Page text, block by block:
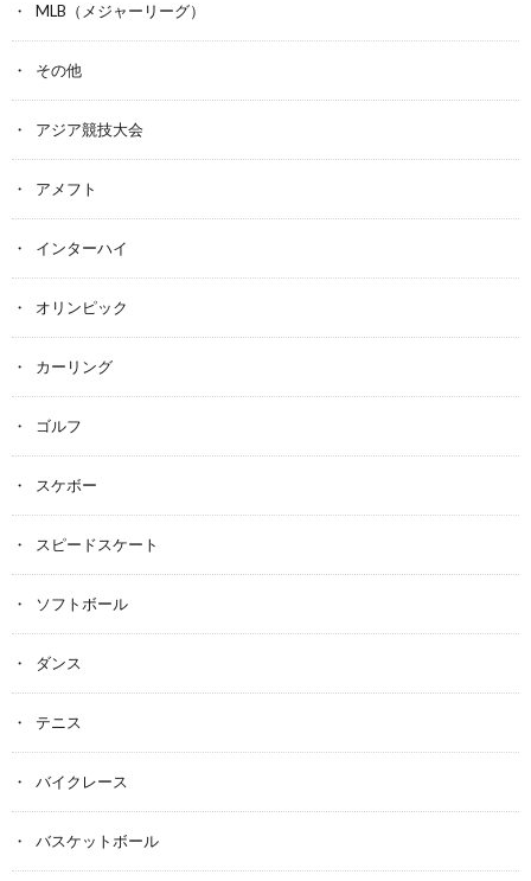
MLB（メジャーリーグ）
その他
アジア競技大会
アメフト
インターハイ
オリンピック
カーリング
ゴルフ
スケボー
スピードスケート
ソフトボール
ダンス
テニス
バイクレース
バスケットボール